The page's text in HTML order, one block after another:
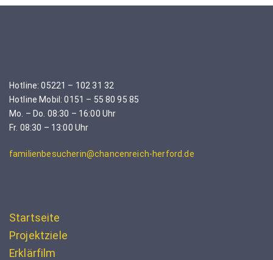
Hotline: 05221 – 102 31 32
Hotline Mobil: 0151 – 55 80 95 85
Mo. – Do. 08:30 – 16:00 Uhr
Fr. 08:30 – 13:00 Uhr
familienbesucherin@chancenreich-herford.de
Startseite
Projektziele
Erklärfilm